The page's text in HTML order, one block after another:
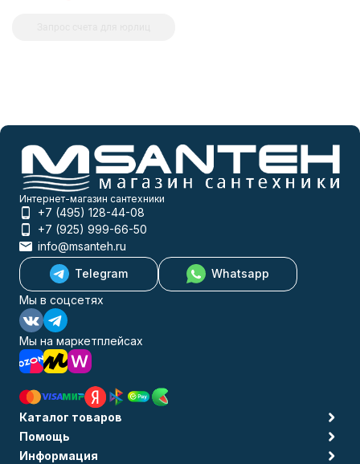
Интернет-магазин сантехники
+7 (495) 128-44-08
+7 (925) 999-66-50
info@msanteh.ru
Telegram
Whatsapp
Мы в соцсетях
Мы на маркетплейсах
Каталог товаров
Помощь
Информация